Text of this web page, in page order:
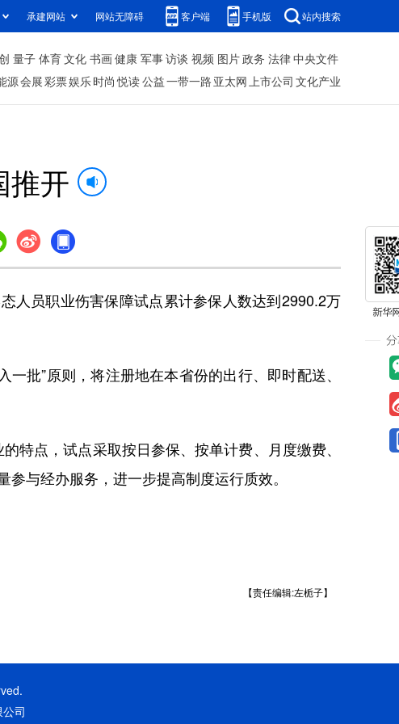
承建网站 网站无障碍 客户端 手机版 站内搜索
量子 体育文化 书画健康 军事访谈 视频 图片政务 法律中央文件
源会展彩票娱乐时尚 悦读公益一带一路 亚太网上市公司 文化产业
推开
员职业伤害保障试点累计参保人数达到2990.2万
批”原则，将注册地在本省份的出行、即时配送、
点，试点采取按日参保、按单计费、月度缴费、
与经办服务，进一步提高制度运行质效。
【责任编辑:左栀子】
司